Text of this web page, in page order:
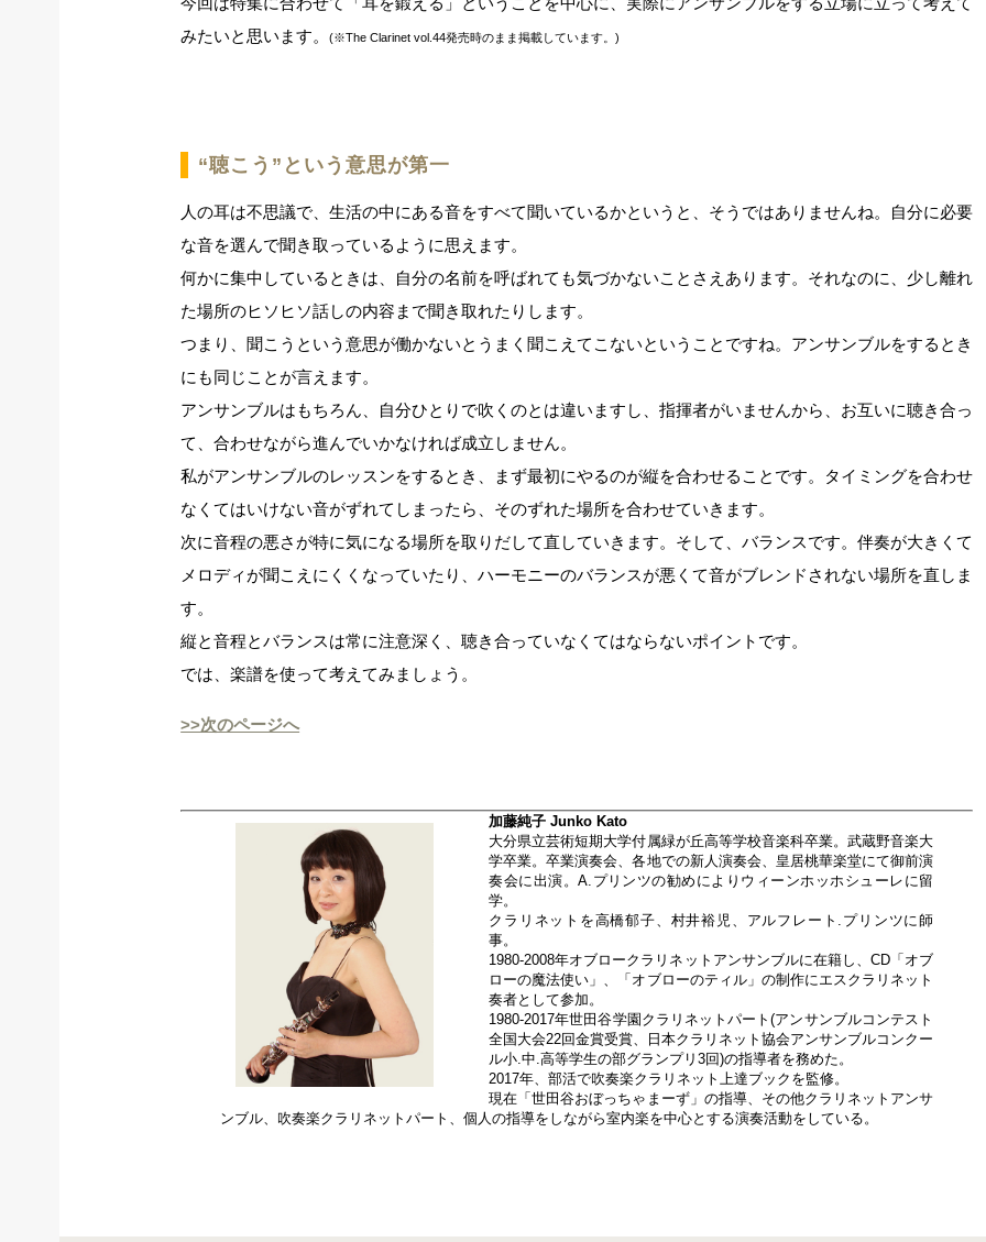
みたいと思います。(※The Clarinet vol.44発売時のまま掲載しています。)
“聴こう”という意思が第一
人の耳は不思議で、生活の中にある音をすべて聞いているかというと、そうではありませんね。自分に必要
な音を選んで聞き取っているように思えます。
何かに集中しているときは、自分の名前を呼ばれても気づかないことさえあります。それなのに、少し離れ
た場所のヒソヒソ話しの内容まで聞き取れたりします。
つまり、聞こうという意思が働かないとうまく聞こえてこないということですね。アンサンブルをするとき
にも同じことが言えます。
アンサンブルはもちろん、自分ひとりで吹くのとは違いますし、指揮者がいませんから、お互いに聴き合っ
て、合わせながら進んでいかなければ成立しません。
私がアンサンブルのレッスンをするとき、まず最初にやるのが縦を合わせることです。タイミングを合わせ
なくてはいけない音がずれてしまったら、そのずれた場所を合わせていきます。
次に音程の悪さが特に気になる場所を取りだして直していきます。そして、バランスです。伴奏が大きくて
メロディが聞こえにくくなっていたり、ハーモニーのバランスが悪くて音がブレンドされない場所を直しま
す。
縦と音程とバランスは常に注意深く、聴き合っていなくてはならないポイントです。
では、楽譜を使って考えてみましょう。
>>次のページへ
加藤純子 Junko Kato
大分県立芸術短期大学付属緑が丘高等学校音楽科卒業。武蔵野音楽大
学卒業。卒業演奏会、各地での新人演奏会、皇居桃華楽堂にて御前演
奏会に出演。A.プリンツの勧めによりウィーンホッホシューレに留
学。
クラリネットを高橋郁子、村井裕児、アルフレート.プリンツに師
事。
1980-2008年オブロークラリネットアンサンブルに在籍し、CD「オブ
ローの魔法使い」、「オブローのティル」の制作にエスクラリネット
奏者として参加。
1980-2017年世田谷学園クラリネットパート(アンサンブルコンテスト
全国大会22回金賞受賞、日本クラリネット協会アンサンブルコンクー
ル小.中.高等学生の部グランプリ3回)の指導者を務めた。
2017年、部活で吹奏楽クラリネット上達ブックを監修。
現在「世田谷おぼっちゃまーず」の指導、その他クラリネットアンサ
ンブル、吹奏楽クラリネットパート、個人の指導をしながら室内楽を中心とする演奏活動をしている。